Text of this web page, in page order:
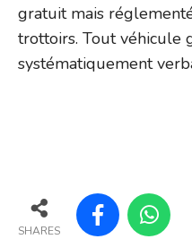
gratuit mais
trottoirs. Tout véhicule
systématiquement
SHARES